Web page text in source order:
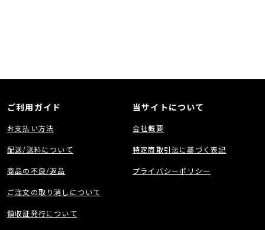
ご利用ガイド
お支払い方法
配送/送料について
商品の不良/返品
ご注文の取り消しについて
領収証発行について
当サイトについて
会社概要
特定商取引法に基づく表記
プライバシーポリシー